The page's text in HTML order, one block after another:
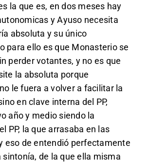
la que es, en dos meses hay
y Ayuso necesita
absoluta y su único
para ello es que Monasterio se
perder votantes, y no es que
la absoluta porque
le fuera a volver a facilitar la
en clave interna del PP,
año y medio siendo la
PP, la que arrasaba en las
eso de entendió perfectamente
sintonía, de la que ella misma